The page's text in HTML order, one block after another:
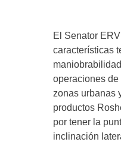
El Senator
características
operaciones de
zonas urbanas
productos
por tener la
inclinación